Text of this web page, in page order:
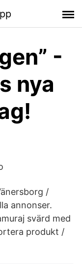
-
nya
/
annonser.
svärd med
produkt /